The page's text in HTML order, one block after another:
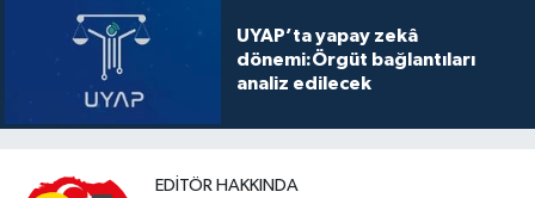
UYAP’ta yapay zekâ
dönemi:Örgüt bağlantıları
analiz edilecek
EDITÖR HAKKINDA